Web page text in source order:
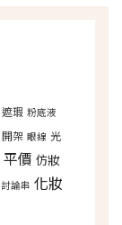
遮瑕 粉底液
開架 眼線 光
平價 仿妝
討論串 化妝